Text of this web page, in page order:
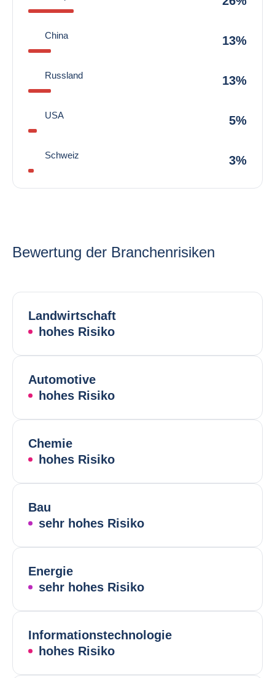
China 13%
Russland 13%
USA 5%
Schweiz 3%
Bewertung der Branchenrisiken
Landwirtschaft
hohes Risiko
Automotive
hohes Risiko
Chemie
hohes Risiko
Bau
sehr hohes Risiko
Energie
sehr hohes Risiko
Informationstechnologie
hohes Risiko